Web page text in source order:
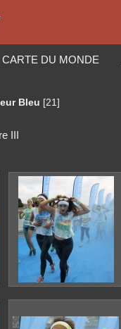
CARTE DU MONDE
Bleu [21]
III